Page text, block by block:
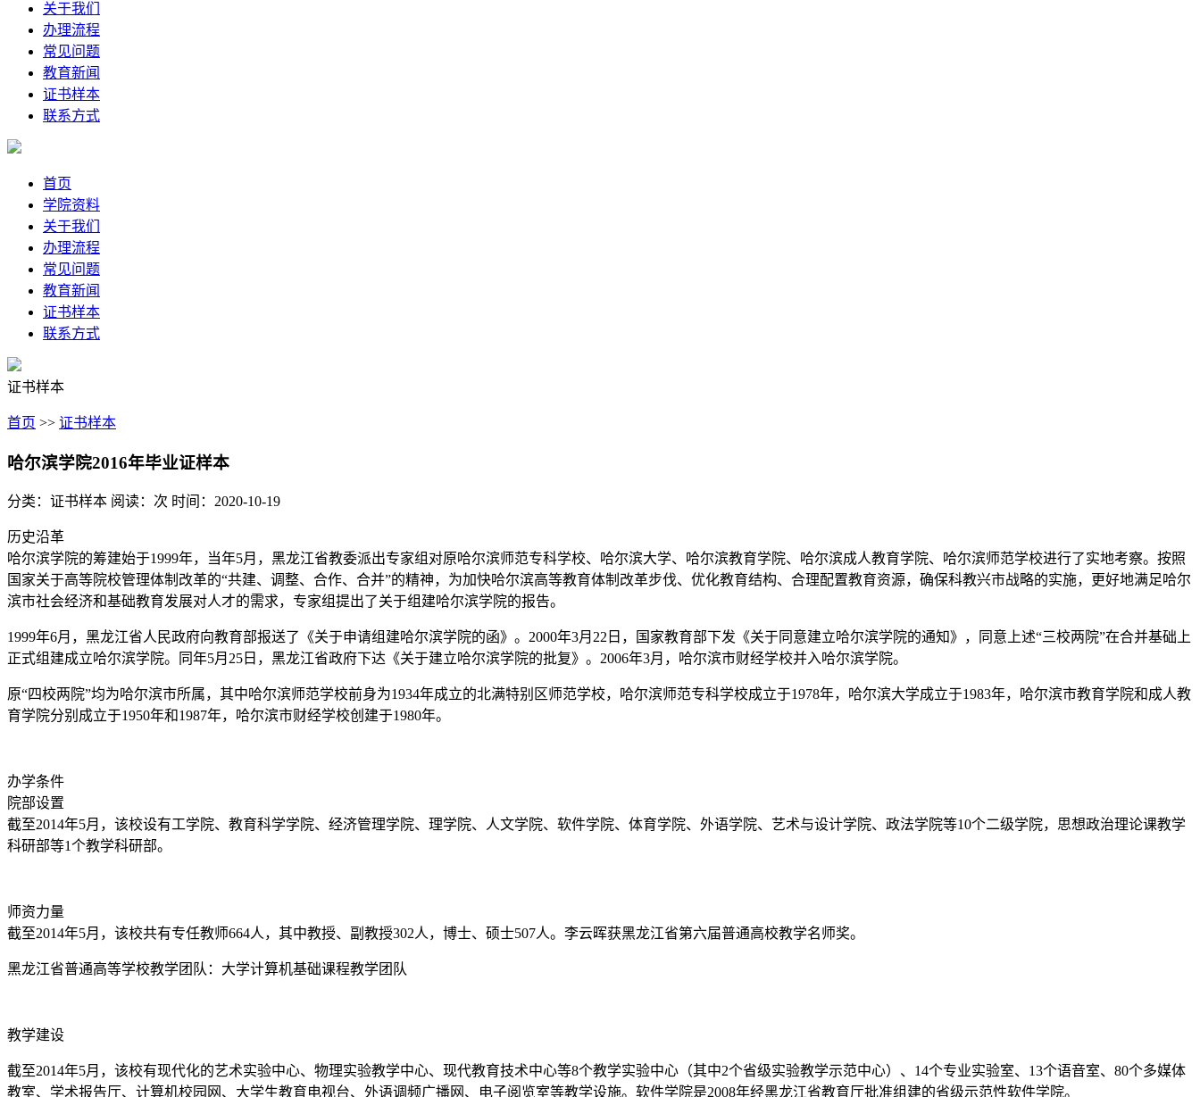
关于我们
办理流程
常见问题
教育新闻
证书样本
联系方式
首页
学院资料
关于我们
办理流程
常见问题
教育新闻
证书样本
联系方式
证书样本
首页 >> 证书样本
哈尔滨学院2016年毕业证样本
分类：证书样本 阅读： 次 时间：2020-10-19
历史沿革
哈尔滨学院的筹建始于1999年，当年5月，黑龙江省教委派出专家组对原哈尔滨师范专科学校、哈尔滨大学、哈尔滨教育学院、哈尔滨成人教育学院、哈尔滨师范学校进行了实地考察。按照
国家关于高等院校管理体制改革的“共建、调整、合作、合并”的精神，为加快哈尔滨高等教育体制改革步伐、优化教育结构、合理配置教育资源，确保科教兴市战略的实施，更好地满足哈尔
滨市社会经济和基础教育发展对人才的需求，专家组提出了关于组建哈尔滨学院的报告。
1999年6月，黑龙江省人民政府向教育部报送了《关于申请组建哈尔滨学院的函》。2000年3月22日，国家教育部下发《关于同意建立哈尔滨学院的通知》，同意上述“三校两院”在合并基础上
正式组建成立哈尔滨学院。同年5月25日，黑龙江省政府下达《关于建立哈尔滨学院的批复》。2006年3月，哈尔滨市财经学校并入哈尔滨学院。
原“四校两院”均为哈尔滨市所属，其中哈尔滨师范学校前身为1934年成立的北满特别区师范学校，哈尔滨师范专科学校成立于1978年，哈尔滨大学成立于1983年，哈尔滨市教育学院和成人教
育学院分别成立于1950年和1987年，哈尔滨市财经学校创建于1980年。
办学条件
院部设置
截至2014年5月，该校设有工学院、教育科学学院、经济管理学院、理学院、人文学院、软件学院、体育学院、外语学院、艺术与设计学院、政法学院等10个二级学院，思想政治理论课教学
科研部等1个教学科研部。
师资力量
截至2014年5月，该校共有专任教师664人，其中教授、副教授302人，博士、硕士507人。李云晖获黑龙江省第六届普通高校教学名师奖。
黑龙江省普通高等学校教学团队：大学计算机基础课程教学团队
教学建设
截至2014年5月，该校有现代化的艺术实验中心、物理实验教学中心、现代教育技术中心等8个教学实验中心（其中2个省级实验教学示范中心）、14个专业实验室、13个语音室、80个多媒体
教室、学术报告厅、计算机校园网、大学生教育电视台、外语调频广播网、电子阅览室等教学设施。软件学院是2008年经黑龙江省教育厅批准组建的省级示范性软件学院。